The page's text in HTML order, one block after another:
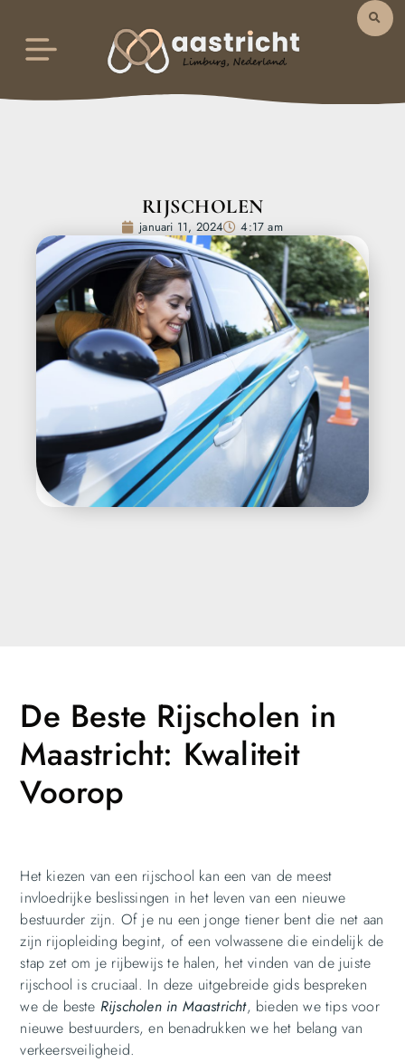
RIJSCHOLEN
januari 11, 2024 4:17 am
De Beste Rijscholen in
Maastricht: Kwaliteit
Voorop
Het kiezen van een rijschool kan een van de meest
invloedrijke beslissingen in het leven van een nieuwe
bestuurder zijn. Of je nu een jonge tiener bent die net aan
zijn rijopleiding begint, of een volwassene die eindelijk de
stap zet om je rijbewijs te halen, het vinden van de juiste
rijschool is cruciaal. In deze uitgebreide gids bespreken
we de beste Rijscholen in Maastricht, bieden we tips voor
nieuwe bestuurders, en benadrukken we het belang van
verkeersveiligheid.